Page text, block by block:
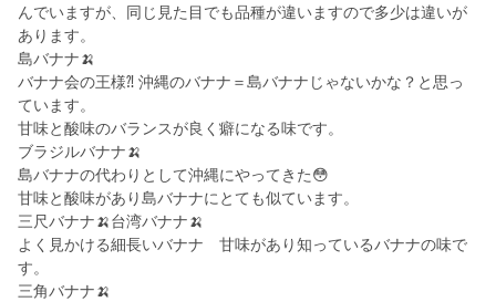
んでいますが、同じ見た目でも品種が違いますので多少は違いが
あります。
島バナナ🍌
バナナ会の王様⁈ 沖縄のバナナ＝島バナナじゃないかな？と思っ
ています。
甘味と酸味のバランスが良く癖になる味です。
ブラジルバナナ🍌
島バナナの代わりとして沖縄にやってきた😳
甘味と酸味があり島バナナにとても似ています。
三尺バナナ🍌台湾バナナ🍌
よく見かける細長いバナナ 甘味があり知っているバナナの味で
す。
三角バナナ🍌